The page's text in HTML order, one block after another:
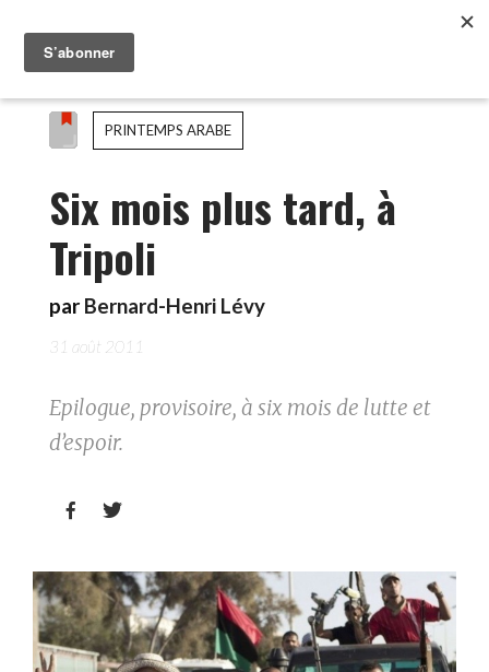
PRINTEMPS ARABE
Six mois plus tard, à
Tripoli
par Bernard-Henri Lévy
31 août 2011
Epilogue, provisoire, à six mois de lutte et
d’espoir.
 